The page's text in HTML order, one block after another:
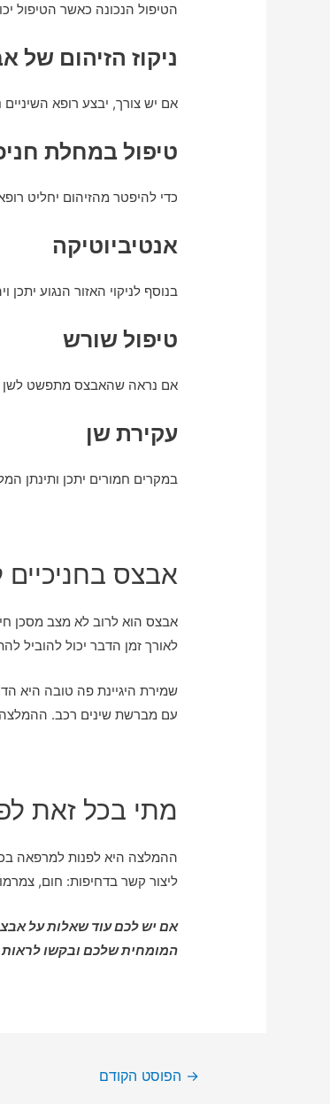
הטיפול הנכונה כאשר הטיפול
ניקוז הזיהום של
אם יש צורך, יבצע רופא
טיפול במחלת
כדי להיפטר מהזיהום יחליט
אנטיביוטיקה
בנוסף לניקוי האזור הנגוע
טיפול שורש
אם נראה שהאבצס מתפשט לשן
עקירת שן
במקרים חמורים יתכן ותינתן
אבצס
אבצס הוא לרוב לא מצב מסכן
לאורך זמן הדבר יכול להוביל
שמירת היגיינת פה טובה היא
עם מברשת שינים רכב. ההמלצה
מתי בכל זאת
ההמלצה היא לפנות למרפאה
ליצור קשר בדחיפות: חום,
אם יש לכם עוד שאלות על
המומחית שלכם ובקשו לראות
→ הפוסט הקודם